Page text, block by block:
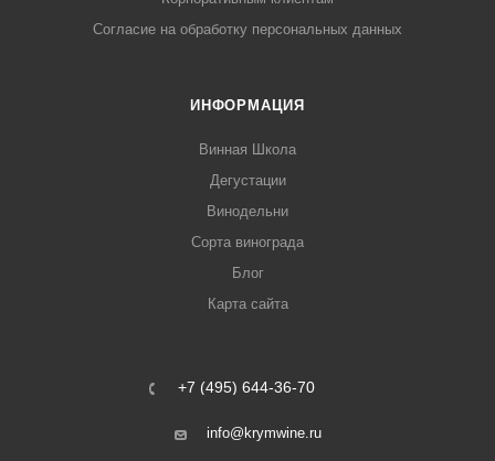
Согласие на обработку персональных данных
ИНФОРМАЦИЯ
Винная Школа
Дегустации
Винодельни
Сорта винограда
Блог
Карта сайта
+7 (495) 644-36-70
info@krymwine.ru